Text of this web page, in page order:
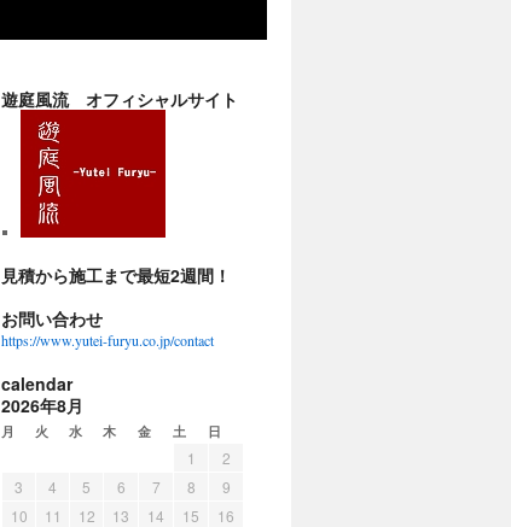
遊庭風流 オフィシャルサイト
見積から施工まで最短2週間！
お問い合わせ
https://www.yutei-furyu.co.jp/contact
calendar
2026年8月
月 火 水 木 金 土 日
1
2
3
4 5 6 7 8
9
10
11 12 13 14 15
16